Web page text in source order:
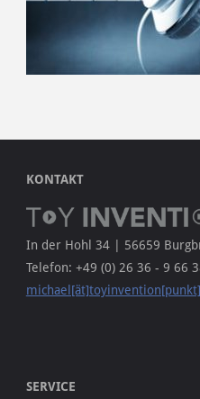
KONTAKT
In der Hohl 34 | 56659
Telefon: +49 (0) 26 36 - 9 66
SERVICE